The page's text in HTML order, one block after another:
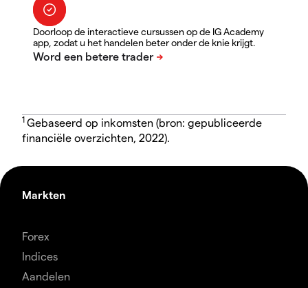
Doorloop de interactieve cursussen op de IG Academy
app, zodat u het handelen beter onder de knie krijgt.
1 Gebaseerd op inkomsten (bron: gepubliceerde
financiële overzichten, 2022).
Markten
Forex
Indices
Aandelen